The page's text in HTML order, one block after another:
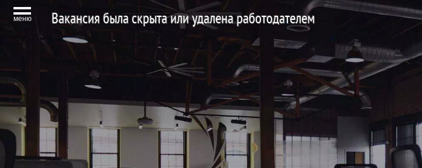
меню Вакансия была скрыта или удалена работодателем